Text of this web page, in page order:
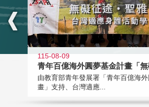
115-08-09
青年百億海外圓夢基金計畫「
由教育部青年發展署「青年百億海
畫」支持、台灣適應...